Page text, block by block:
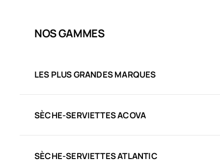
NOS GAMMES
LES PLUS GRANDES MARQUES
SÈCHE-SERVIETTES ACOVA
SÈCHE-SERVIETTES ATLANTIC